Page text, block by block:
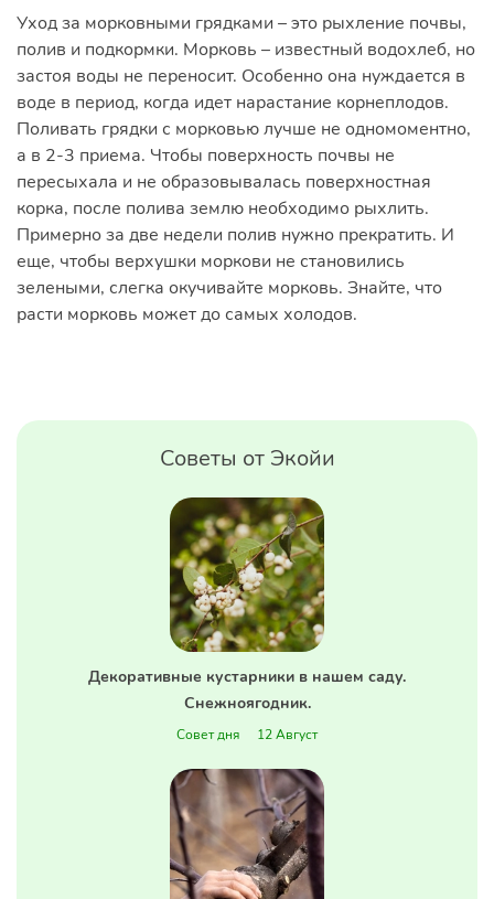
Уход за морковными грядками – это рыхление почвы,
полив и подкормки. Морковь – известный водохлеб, но
застоя воды не переносит. Особенно она нуждается в
воде в период, когда идет нарастание корнеплодов.
Поливать грядки с морковью лучше не одномоментно,
а в 2-3 приема. Чтобы поверхность почвы не
пересыхала и не образовывалась поверхностная
корка, после полива землю необходимо рыхлить.
Примерно за две недели полив нужно прекратить. И
еще, чтобы верхушки моркови не становились
зелеными, слегка окучивайте морковь. Знайте, что
расти морковь может до самых холодов.
Советы от Экойи
Декоративные кустарники в нашем саду.
Снежноягодник.
Совет дня 12 Август